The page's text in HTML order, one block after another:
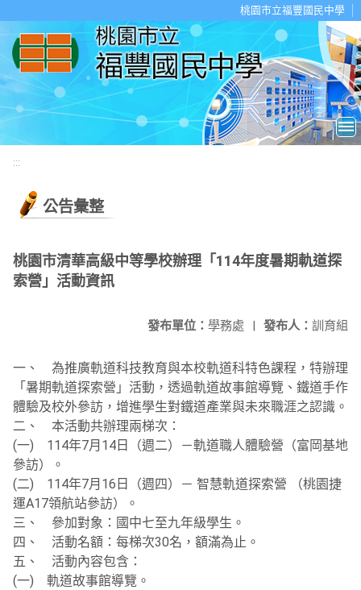
桃園市立福豐國民中學
:::
公告彙整
桃園市清華高級中等學校辦理「114年度暑期軌道探
索營」活動資訊
發布人： 訓育組
發布單位： 學務處 |
一、 為推廣軌道科技教育與本校軌道科特色課程，特辦理
「暑期軌道探索營」活動，透過軌道故事館導覽、鐵道手作
體驗及校外參訪，增進學生對鐵道產業與未來職涯之認識。
二、 本活動共辦理兩梯次：
(一) 114年7月14日（週二）－軌道職人體驗營（富岡基地
參訪）。
(二) 114年7月16日（週四）－ 智慧軌道探索營 （桃園捷
運A17領航站參訪）。
三、 參加對象：國中七至九年級學生。
四、 活動名額：每梯次30名，額滿為止。
五、 活動內容包含：
(一) 軌道故事館導覽。